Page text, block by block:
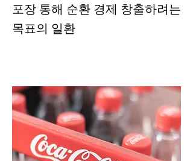
포장 통해 순환 경제 창출하려는
목표의 일환